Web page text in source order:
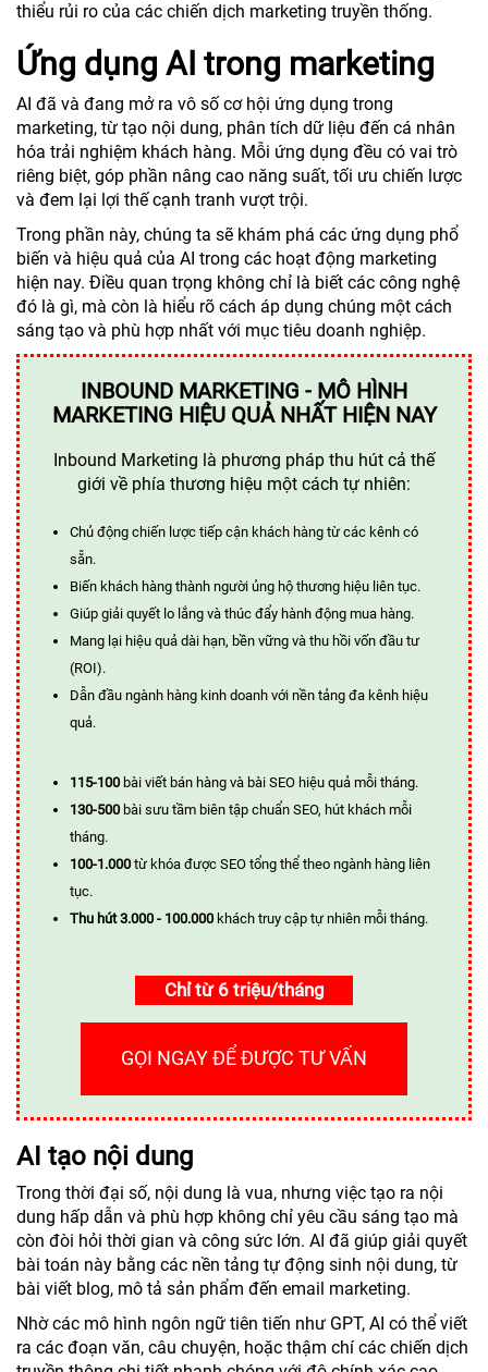
thiểu rủi ro của các chiến dịch marketing truyền thống.
Ứng dụng AI trong marketing
AI đã và đang mở ra vô số cơ hội ứng dụng trong
marketing, từ tạo nội dung, phân tích dữ liệu đến cá nhân
hóa trải nghiệm khách hàng. Mỗi ứng dụng đều có vai trò
riêng biệt, góp phần nâng cao năng suất, tối ưu chiến lược
và đem lại lợi thế cạnh tranh vượt trội.
Trong phần này, chúng ta sẽ khám phá các ứng dụng phổ
biến và hiệu quả của AI trong các hoạt động marketing
hiện nay. Điều quan trọng không chỉ là biết các công nghệ
đó là gì, mà còn là hiểu rõ cách áp dụng chúng một cách
sáng tạo và phù hợp nhất với mục tiêu doanh nghiệp.
INBOUND MARKETING - MÔ HÌNH
MARKETING HIỆU QUẢ NHẤT HIỆN NAY
Inbound Marketing là phương pháp thu hút cả thế
giới về phía thương hiệu một cách tự nhiên:
Chủ động chiến lược tiếp cận khách hàng từ các kênh có
sẵn.
Biến khách hàng thành người ủng hộ thương hiệu liên tục.
Giúp giải quyết lo lắng và thúc đẩy hành động mua hàng.
Mang lại hiệu quả dài hạn, bền vững và thu hồi vốn đầu tư
(ROI).
Dẫn đầu ngành hàng kinh doanh với nền tảng đa kênh hiệu
quả.
115-100 bài viết bán hàng và bài SEO hiệu quả mỗi tháng.
130-500 bài sưu tầm biên tập chuẩn SEO, hút khách mỗi
tháng.
100-1.000 từ khóa được SEO tổng thể theo ngành hàng liên
tục.
Thu hút 3.000 - 100.000 khách truy cập tự nhiên mỗi tháng.
Chỉ từ 6 triệu/tháng
GỌI NGAY ĐỂ ĐƯỢC TƯ VẤN
AI tạo nội dung
Trong thời đại số, nội dung là vua, nhưng việc tạo ra nội
dung hấp dẫn và phù hợp không chỉ yêu cầu sáng tạo mà
còn đòi hỏi thời gian và công sức lớn. AI đã giúp giải quyết
bài toán này bằng các nền tảng tự động sinh nội dung, từ
bài viết blog, mô tả sản phẩm đến email marketing.
Nhờ các mô hình ngôn ngữ tiên tiến như GPT, AI có thể viết
ra các đoạn văn, câu chuyện, hoặc thậm chí các chiến dịch